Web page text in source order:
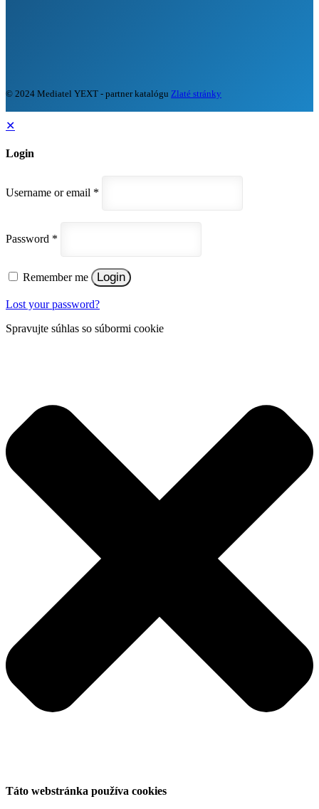
© 2024 Mediatel YEXT - partner katalógu Zlaté stránky
✕
Login
Username or email *
Password *
Remember me Login
Lost your password?
Spravujte súhlas so súbormi cookie
Táto webstránka používa cookies